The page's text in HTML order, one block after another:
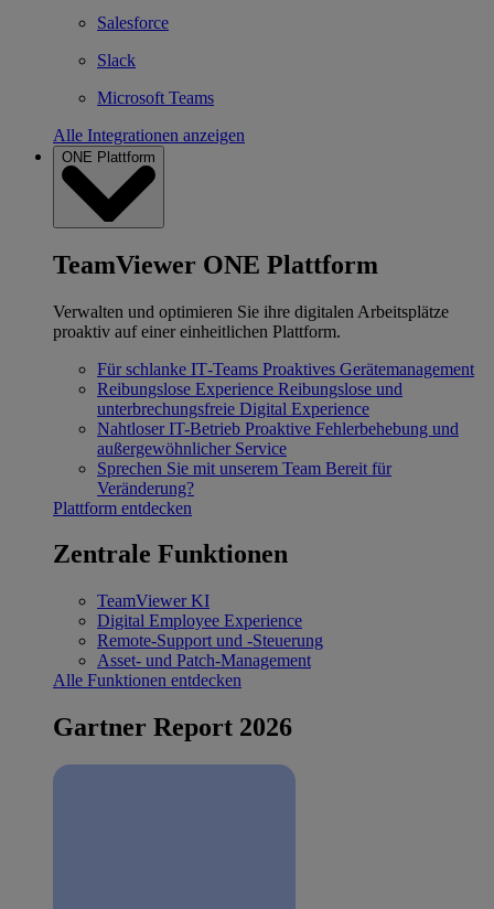
Salesforce
Slack
Microsoft Teams
Alle Integrationen anzeigen
ONE Plattform
TeamViewer ONE Plattform
Verwalten und optimieren Sie ihre digitalen Arbeitsplätze
proaktiv auf einer einheitlichen Plattform.
Für schlanke IT‐Teams Proaktives Gerätemanagement
Reibungslose Experience Reibungslose und
unterbrechungsfreie Digital Experience
Nahtloser IT-Betrieb Proaktive Fehlerbehebung und
außergewöhnlicher Service
Sprechen Sie mit unserem Team Bereit für
Veränderung?
Plattform entdecken
Zentrale Funktionen
TeamViewer KI
Digital Employee Experience
Remote-Support und -Steuerung
Asset- und Patch-Management
Alle Funktionen entdecken
Gartner Report 2026